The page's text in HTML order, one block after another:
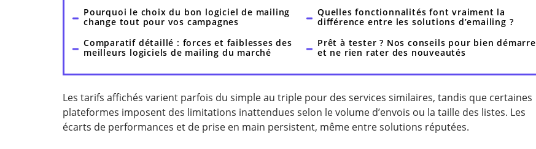
Pourquoi le choix du bon logiciel de mailing
change tout pour vos campagnes
Quelles fonctionnalités font vraiment la
différence entre les solutions d’emailing ?
Comparatif détaillé : forces et faiblesses des
meilleurs logiciels de mailing du marché
Prêt à tester ? Nos conseils pour bien démarrer
et ne rien rater des nouveautés
Les tarifs affichés varient parfois du simple au triple pour des services similaires, tandis que certaines
plateformes imposent des limitations inattendues selon le volume d’envois ou la taille des listes. Les
écarts de performances et de prise en main persistent, même entre solutions réputées.